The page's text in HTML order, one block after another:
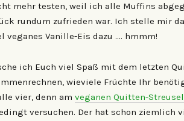
mehr testen, weil ich alle Muffins
rundum zufrieden war. Ich stelle mir
veganes Vanille-Eis dazu …. hmmm!
ich Euch viel Spaß mit dem letzten
wieviele Früchte Ihr
vier, denn am veganen Quitten-Streusel
versuchen. Der hat schon ziemlich